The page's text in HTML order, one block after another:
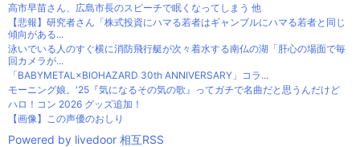
高市早苗さん、広島市長のスピーチで眠くなってしまう 他
【悲報】研究者さん「株式投資にハマる若者はギャンブルにハマる若者と同じ
傾向がある...
泳いでいる人のすぐ横に消防飛行艇が次々着水する南仏の湖「肝心の場面で毎
回カメラが...
「BABYMETAL×BIOHAZARD 30th ANNIVERSARY」コラ...
モーニング娘。'25『気になるその気の歌』ってガチで名曲だと思うんだけど
ハロ！コン 2026 グッズ追加！
【画像】この声優のおしり
Powered by livedoor 相互RSS